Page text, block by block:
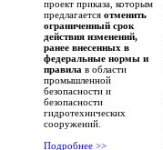
проект приказа, которым
предлагается отменить
ограниченный срок
действия изменений,
ранее внесенных в
федеральные нормы и
правила в области
промышленной
безопасности и
безопасности
гидротехнических
сооружений.
Подробнее >>